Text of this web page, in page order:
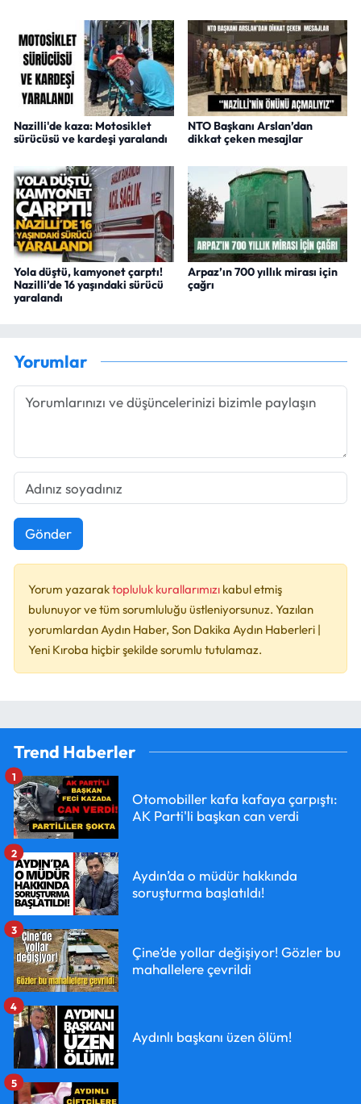
Nazilli'de kaza: Motosiklet
sürücüsü ve kardeşi yaralandı
NTO Başkanı Arslan’dan
dikkat çeken mesajlar
Yola düştü, kamyonet çarptı!
Nazilli’de 16 yaşındaki sürücü
yaralandı
Arpaz’ın 700 yıllık mirası için
çağrı
Yorumlar
Gönder
Yorum yazaraktopluluk kurallarımızı kabul etmiş
bulunuyor ve tüm sorumluluğu üstleniyorsunuz. Yazılan
yorumlardan Aydın Haber, Son Dakika Aydın Haberleri |
Yeni Kıroba hiçbir şekilde sorumlu tutulamaz.
Trend Haberler
Otomobiller kafa kafaya çarpıştı:
AK Parti'li başkan can verdi
1
Aydın’da o müdür hakkında
soruşturma başlatıldı!
2
Çine’de yollar değişiyor! Gözler bu
mahallelere çevrildi
3
Aydınlı başkanı üzen ölüm!
4
5